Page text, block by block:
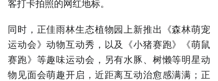
客打卡拍照的网红地标。
同时，正佳雨林生态植物园上新推出《森林萌宠
运动会》动物互动秀，以及《小猪赛跑》《萌鼠
赛跑》等趣味运动会，另有水豚、树懒等明星动
物见面会萌趣开启，近距离互动治愈感满满；正